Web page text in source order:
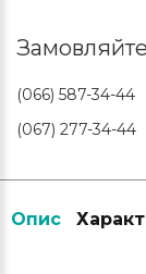
(066) 587-34-44
(067) 277-34-44
Опис